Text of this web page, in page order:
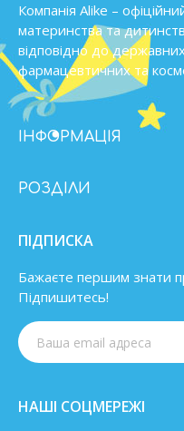
Компанія Alike –
материнства та
відповідно до
фармацевтичних та
ІНФОРМАЦІЯ
РОЗДІЛИ
ПІДПИСКА
Бажаєте першим знати
Підпишитесь!
НАШІ СОЦМЕРЕЖІ